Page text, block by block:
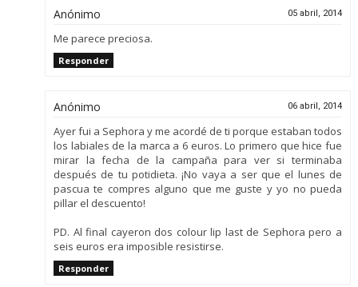
Anónimo 05 abril, 2014
Me parece preciosa.
Responder
Anónimo 06 abril, 2014
Ayer fui a Sephora y me acordé de ti porque estaban todos
los labiales de la marca a 6 euros. Lo primero que hice fue
mirar la fecha de la campaña para ver si terminaba
después de tu potidieta. ¡No vaya a ser que el lunes de
pascua te compres alguno que me guste y yo no pueda
pillar el descuento!
PD. Al final cayeron dos colour lip last de Sephora pero a
seis euros era imposible resistirse.
Responder